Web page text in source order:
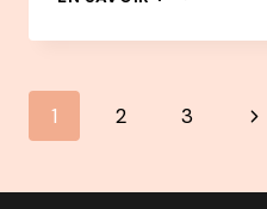
PODCAST
NATHALIE
LA
Navigation
1 2 3